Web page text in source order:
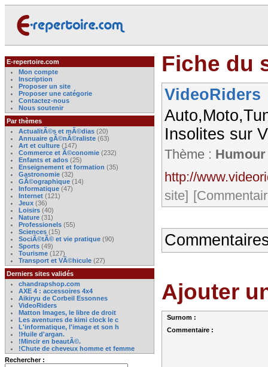
E-repertoire.com
Mon compte
Inscription
Proposer un site
Proposer une catégorie
Contactez-nous
Nous soutenir
Par thèmes
ActualitÃ©s et mÃ©dias (20)
Annuaire gÃ©nÃ©raliste (63)
Art et culture (147)
Commerce et Ã©conomie (232)
Enfants et ados (25)
Enseignement et formation (35)
Gastronomie (32)
GÃ©ographique (14)
Informatique (47)
Internet (121)
Jeux (36)
Loisirs (40)
Nature (31)
Professionels (55)
Sciences (15)
SociÃ©tÃ© et vie pratique (90)
Sports (49)
Tourisme (127)
Transport et VÃ©hicule (27)
Derniers sites validés
chandrapshop.com
AXE 4 : accessoires 4x4
Aikiryu de Corbeil Essonnes
VideoRiders
Matton Images, le libre de droit
Les aventures de kimi clock le c
L'informatique, l'image et son h
!Huile d'argan.
!Mincir en beautÃ©.
!Chute de cheveux homme et femme
Rechercher :
Fiche du
VideoRiders
Insolites sur
Thème : Humour
http://
site]
Ajouter
Surnom :
Commentaire :